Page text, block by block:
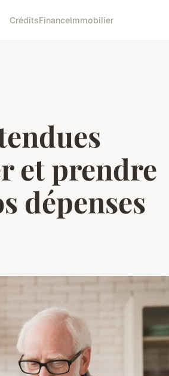
CréditsFinanceImmobilier
et prendre
dépenses